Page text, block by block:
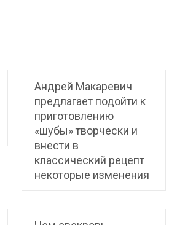
Андрей Макаревич
предлагает подойти к
приготовлению
«шубы» творчески и
внести в
классический рецепт
некоторые изменения